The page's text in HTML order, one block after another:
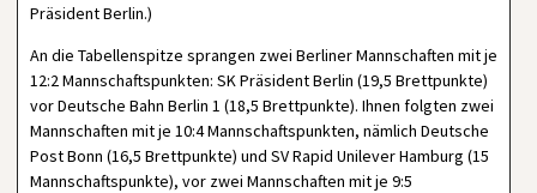
Präsident Berlin.)
An die Tabellenspitze sprangen zwei Berliner Mannschaften mit je
12:2 Mannschaftspunkten: SK Präsident Berlin (19,5 Brettpunkte)
vor Deutsche Bahn Berlin 1 (18,5 Brettpunkte). Ihnen folgten zwei
Mannschaften mit je 10:4 Mannschaftspunkten, nämlich Deutsche
Post Bonn (16,5 Brettpunkte) und SV Rapid Unilever Hamburg (15
Mannschaftspunkte), vor zwei Mannschaften mit je 9:5